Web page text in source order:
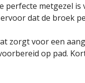
perfecte metgezel
dat de broek
zorgt voor een
op pad.